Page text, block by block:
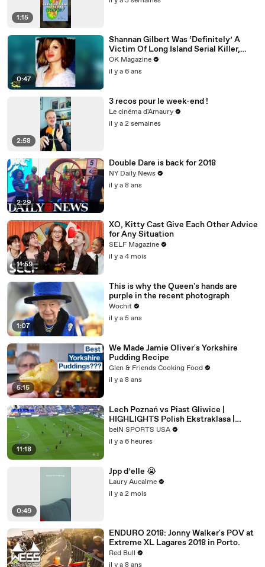
1:15
0:47
Shannan Gilbert Was ‘Definitely’ A
Victim Of Long Island Serial Killer,
Says Her Sister: Watch
OK Magazine
il y a 6 ans
2:58
3 recos pour le week-end !
Le cinéma d'Amaury
il y a 2 semaines
2:29
Double Dare is back for 2018
NY Daily News
il y a 8 ans
11:59
XO, Kitty Cast Give Each Other Advice
for Any Situation
SELF Magazine
il y a 4 mois
1:07
This is why the Queen's hands are
purple in the recent photograph
Wochit
il y a 5 ans
5:15
We Made Jamie Oliver's Yorkshire
Pudding Recipe
Glen & Friends Cooking Food
il y a 8 ans
11:18
Lech Poznań vs Piast Gliwice |
HIGHLIGHTS Polish Ekstraklasa |
08/09/2026 | beIN SPORTS USA
beIN SPORTS USA
il y a 6 heures
0:49
Jpp d’elle 😭
Laury Aucalme
il y a 2 mois
ENDURO 2018: Jonny Walker's POV at
Extreme XL Lagares 2018 in Porto.
Red Bull